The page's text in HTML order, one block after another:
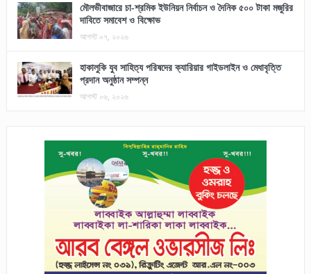
মৌলভীবাজারে চা-শ্রমিক ইউনিয়ন নির্বাচন ও দৈনিক ৫০০ টাকা মজুরির
দাবিতে সমাবেশ ও বিক্ষোভ
আগস্ট ০৭, ২০২৬
হাকালুকি যুব সাহিত্য পরিষদের ক্যারিয়ার গাইডলাইন ও মেধাবৃত্তি
প্রদান অনুষ্ঠান সম্পন্ন
আগস্ট ০৬, ২০২৬